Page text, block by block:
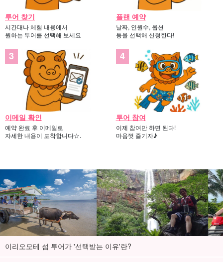
투어 찾기
시간대나 체험 내용에서
원하는 투어를 선택해 보세요
플랜 예약
날짜, 인원수, 옵션
등을 선택해 신청한다!
이메일 확인
예약 완료 후 이메일로
자세한 내용이 도착합니다☆.
투어 참여
이제 참여만 하면 된다!
마음껏 즐기자♪
이리오모테 섬 투어가 '선택받는 이유'란?